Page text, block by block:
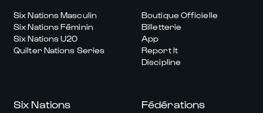
Six Nations Masculin
Six Nations Féminin
Six Nations U20
Quilter Nations Series
Boutique Officielle
Billetterie
App
Report It
Discipline
Six Nations Fédérations